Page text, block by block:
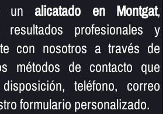
unalicatado en Montgat,
resultados profesionales y
con nosotros a través de
métodos de contacto que
teléfono, correo
formulario personalizado.